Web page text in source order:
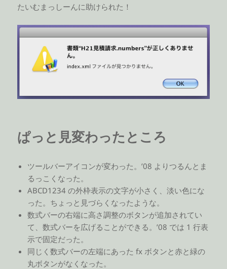
たいむまっしーんに助けられた！
ぱっと見変わったところ
ツールバーアイコンが変わった。’08 よりつるんとま
るっこくなった。
ABCD1234 の外枠表示の文字が小さく、淡い色にな
った。ちょっと見づらくなったような。
数式バーの右端に高さ調整のボタンが追加されてい
て、数式バーを広げることができる。’08 では 1 行表
示で固定だった。
同じく数式バーの左端にあった fx ボタンと赤と緑の
丸ボタンがなくなった。